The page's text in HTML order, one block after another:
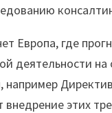
Европа, где
деятельности
внедрение этих